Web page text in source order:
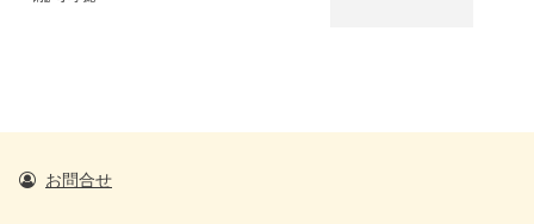
お問合せ